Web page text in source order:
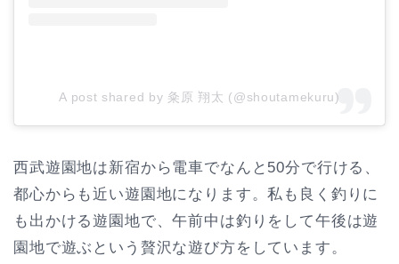
A post shared by 粂原 翔太 (@shoutamekuru)
西武遊園地は新宿から電車でなんと50分で行ける、
都心からも近い遊園地になります。私も良く釣りに
も出かける遊園地で、午前中は釣りをして午後は遊
園地で遊ぶという贅沢な遊び方をしています。